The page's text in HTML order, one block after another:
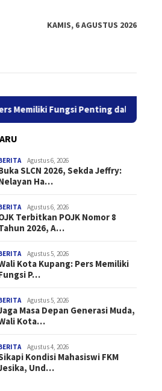
KAMIS, 6 AGUSTUS 2026
Penting dalam Penyebar
2026, Sekda
Harus Jadikan
Sebagai
Transaksi Industri
Agustus 6, 2026
SLCN 2026, Sekda Jeffry:
Ha…
Agustus 6, 2026
Terbitkan POJK Nomor 8
2026, A…
Agustus 5, 2026
Kota Kupang: Pers Memiliki
P…
Agustus 5, 2026
Masa Depan Generasi Muda,
Kota…
Agustus 4, 2026
Kondisi Mahasiswi FKM
Und…